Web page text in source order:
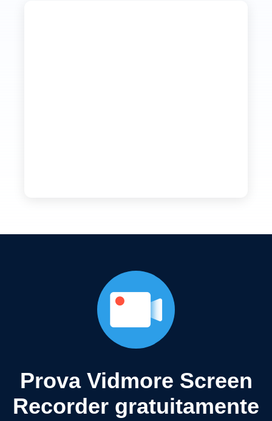
Prova Vidmore Screen
Recorder gratuitamente